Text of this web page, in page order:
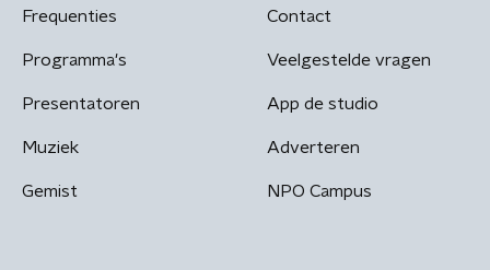
Frequenties
Programma's
Presentatoren
Muziek
Gemist
Contact
Veelgestelde vragen
App de studio
Adverteren
NPO Campus